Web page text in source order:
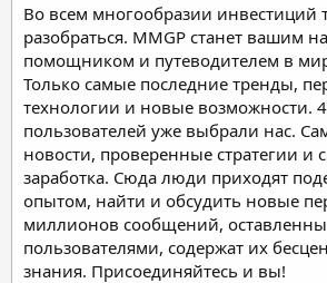
Во всем многообразии инвестиций
разобраться. MMGP станет вашим
помощником и путеводителем в
Только самые последние тренды,
технологии и новые возможности.
пользователей уже выбрали нас.
новости, проверенные стратегии и
заработка. Сюда люди приходят
опытом, найти и обсудить новые
миллионов сообщений,
пользователями, содержат их
знания. Присоединяйтесь и вы!